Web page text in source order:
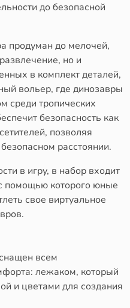
до безопасной
продуман до мелочей,
но и
в комплект деталей,
вольер, где динозавры
среди тропических
безопасность как
позволяя
расстоянии.
в игру, в набор входит
помощью которого юные
свое виртуальное
всем
лежаком, который
и цветами для создания